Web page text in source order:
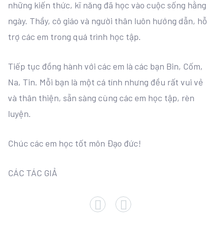
những kiến thức, kĩ năng đã học vào cuộc sống hằng
ngày. Thầy, cô giáo và người thân luôn hướng dẫn, hỗ
trợ các em trong quá trình học tập.
Tiếp tục đồng hành với các em là các bạn Bin, Cốm,
Na, Tin. Mỗi bạn là một cá tính nhưng đều rất vui vẻ
và thân thiện, sẵn sàng cùng các em học tập, rèn
luyện.
Chúc các em học tốt môn Đạo đức!
CÁC TÁC GIẢ